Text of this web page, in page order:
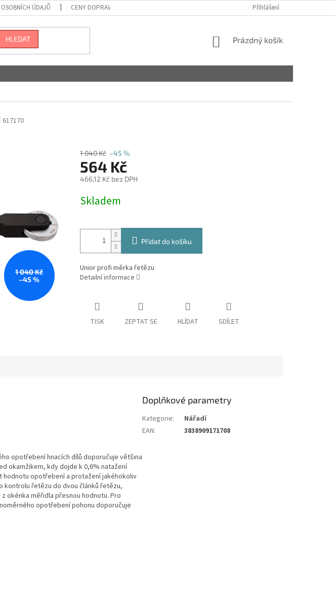
ÚDAJŮ CENY DOPRAVY Přihlášení
HLEDAT
NÁKUPNÍ
Prázdný košík
617170
1 040 Kč
–45 %
1 040 Kč –45 %
564 Kč
466,12 Kč bez DPH
cena:
Skladem
Přidat do košíku
Unior profi měrka řetězu
Detailní informace
TISK ZEPTAT SE HLÍDAT SDÍLET
opotřebení hnacích dílů doporučuje většina
okamžikem, kdy dojde k 0,6% natažení
opotřebení a protažení jakéhokoliv
řetězu do dvou článků řetězu,
okénka měřidla přesnou hodnotu. Pro
opotřebení pohonu doporučuje
Doplňkové parametry
Kategorie:
Nářadí
EAN: 3838909171708